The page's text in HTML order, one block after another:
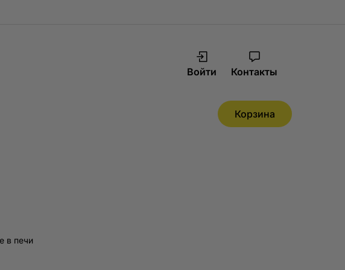
Войти Контакты
Корзина